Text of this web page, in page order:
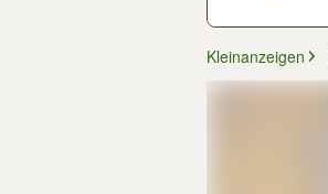
Kleinanzeigen